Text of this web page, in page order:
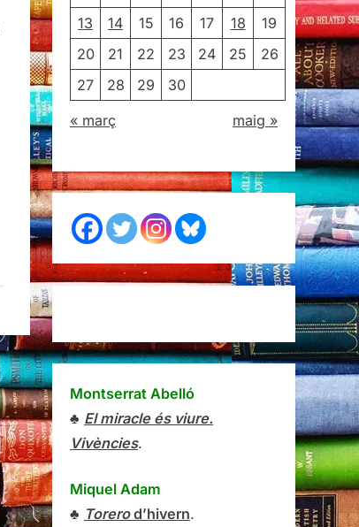
13
14 15 16 17 18
19
20
21 22 23 24 25
26
27
28 29 30
« març maig »
Montserrat Abelló
♣ El miracle és viure.
Vivències.
Miquel Adam
♣ Torerod’hivern.